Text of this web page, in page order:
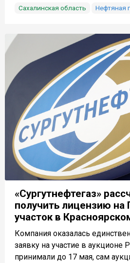
Сахалинская область
Нефтяная
«Сургутнефтегаз»
получить лицензию на
участок в
Компания оказалась
заявку на участие в аукционе
принимали до 17 мая, сам